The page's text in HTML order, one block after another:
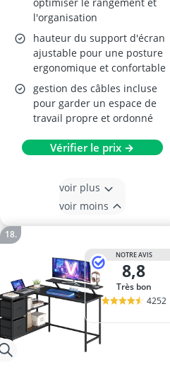
l'organisation
hauteur du support d'écran
ajustable pour une posture
ergonomique et confortable
gestion des câbles incluse
pour garder un espace de
travail propre et ordonné
Vérifier le prix →
voir plus
voir moins
NOTRE AVIS
8,8
Très bon
4252